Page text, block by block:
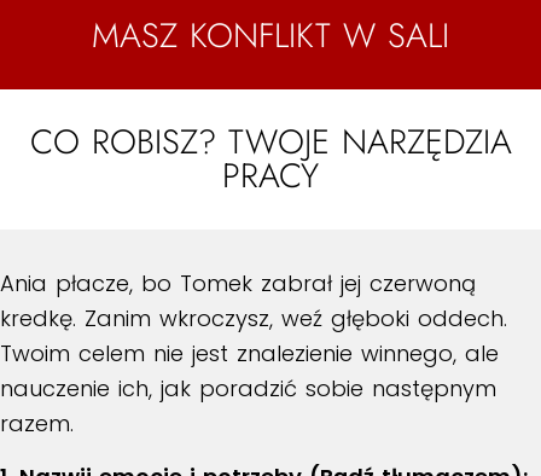
MASZ KONFLIKT W SALI
CO ROBISZ? TWOJE NARZĘDZIA
PRACY
Ania płacze, bo Tomek zabrał jej czerwoną
kredkę. Zanim wkroczysz, weź głęboki oddech.
Twoim celem nie jest znalezienie winnego, ale
nauczenie ich, jak poradzić sobie następnym
razem.